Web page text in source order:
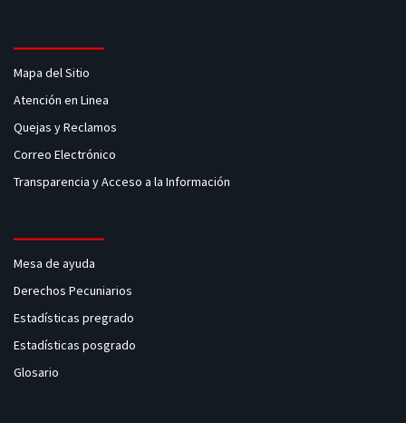
Mapa del Sitio
Atención en Linea
Quejas y Reclamos
Correo Electrónico
Transparencia y Acceso a la Información
Mesa de ayuda
Derechos Pecuniarios
Estadísticas pregrado
Estadísticas posgrado
Glosario